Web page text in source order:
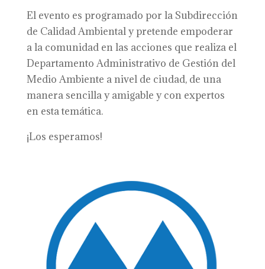
El evento es programado por la Subdirección
de Calidad Ambiental y pretende empoderar
a la comunidad en las acciones que realiza el
Departamento Administrativo de Gestión del
Medio Ambiente a nivel de ciudad, de una
manera sencilla y amigable y con expertos
en esta temática.
¡Los esperamos!